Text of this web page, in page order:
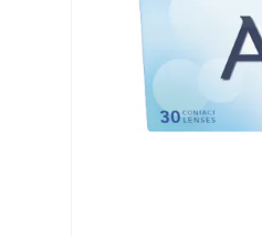
Proclear
SofLens